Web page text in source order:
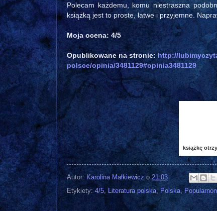
Polecam każdemu, komu niestraszna
książką jest to proste, łatwe i przyjemne.
Moja ocena: 4/5
Opublikowane na stronie:http://
polsce/opinia/3481129#opinia3481129
książkę
Autor:Karolina Małkiewicz o21:03
Etykiety:4/5, Literatura polska, Polska,